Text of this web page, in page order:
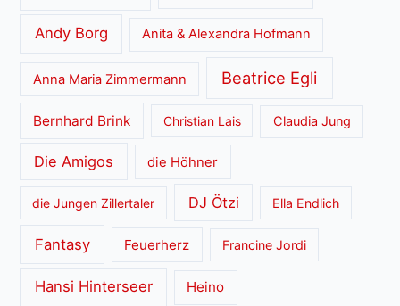
Andy Borg Anita & Alexandra Hofmann
Anna Maria Zimmermann Beatrice Egli
Bernhard Brink Christian Lais Claudia Jung
Die Amigos die Höhner
die Jungen Zillertaler DJ Ötzi Ella Endlich
Fantasy Feuerherz Francine Jordi
Hansi Hinterseer Heino